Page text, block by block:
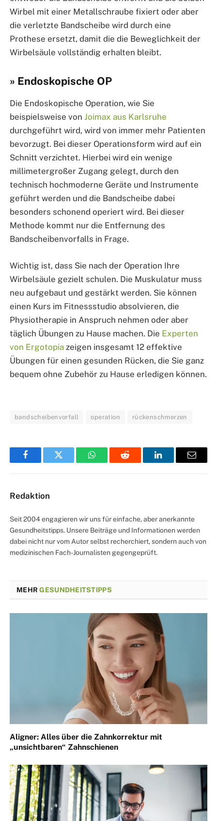
Wirbel mit einer Metallschraube fixiert oder aber
die verletzte Bandscheibe wird durch eine
Prothese ersetzt, damit die die Beweglichkeit der
Wirbelsäule vollständig erhalten bleibt.
» Endoskopische OP
Die Endoskopische Operation, wie Sie
beispielsweise von Joimax aus Karlsruhe
durchgeführt wird, wird von immer mehr Patienten
bevorzugt. Bei dieser Operationsform wird auf ein
Schnitt verzichtet. Hierbei wird ein wenige
millimetergroßer Zugang gelegt, durch den
technisch hochmoderne Geräte und Instrumente
geführt werden und die Bandscheibe dabei
besonders schonend operiert wird. Bei dieser
Methode kommt nur die Entfernung des
Bandscheibenvorfalls in Frage.
Wichtig ist, dass Sie nach der Operation Ihre
Wirbelsäule gezielt schulen. Die Muskulatur muss
neu aufgebaut und gestärkt werden. Sie können
einen Kurs im Fitnessstudio absolvieren, die
Physiotherapie in Anspruch nehmen oder aber
täglich Übungen zu Hause machen. Die Experten
von Ergotopia zeigen insgesamt 12 effektive
Übungen für einen gesunden Rücken, die Sie ganz
bequem ohne Zubehör zu Hause erledigen können.
bandscheibenvorfall operation rückenschmerzen
FacebookTwitter WhatsAppReddit LinkedInEmail
Redaktion
Seit 2004 engagieren wir uns für einfache, aber anerkannte
Gesundheitstipps. Unsere Beiträge und Informationen werden
dabei nicht nur vom Autor selbst recherchiert, sondern auch von
medizinischen Fach-Journalisten gegengeprüft.
MEHRGESUNDHEITSTIPPS
Aligner: Alles über die Zahnkorrektur mit
„unsichtbaren“ Zahnschienen